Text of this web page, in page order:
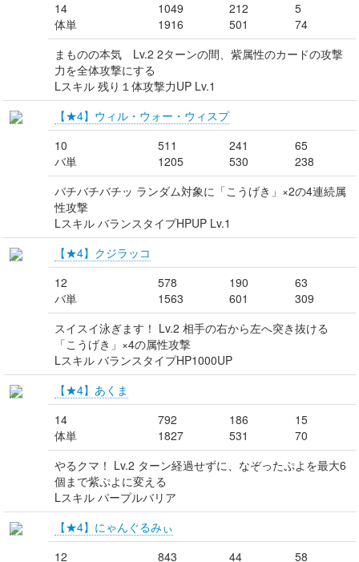
14
体単
1049
1916
212
501
5
74
まものの本気 Lv.2 2ターンの間、紫属性のカードの攻撃
力を全体攻撃にする
Lスキル 残り１体攻撃力UP Lv.1
【★4】ウィル・ウォー・ウィスプ
10
バ単
511
1205
241
530
65
238
バチバチバチッ ランダム対象に「こうげき」×2の4連続属
性攻撃
Lスキル バランスタイプHPUP Lv.1
【★4】クジラッコ
12
バ単
578
1563
190
601
63
309
スイスイ泳ぎます！ Lv.2 相手の右から左へ突き抜ける
「こうげき」×4の属性攻撃
Lスキル バランスタイプHP1000UP
【★4】あくま
14
体単
792
1827
186
531
15
70
やるクマ！ Lv.2 ターン経過せずに、なぞったぷよを最大6
個まで紫ぷよに変える
Lスキル パープルバリア
【★4】にゃんぐるみぃ
12
843 44 58